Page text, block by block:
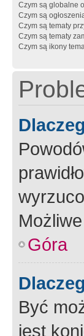
Czym są globalne
Czym są
Czym są tematy
Czym są tematy
Czym są ikony
Góra
Być
jest